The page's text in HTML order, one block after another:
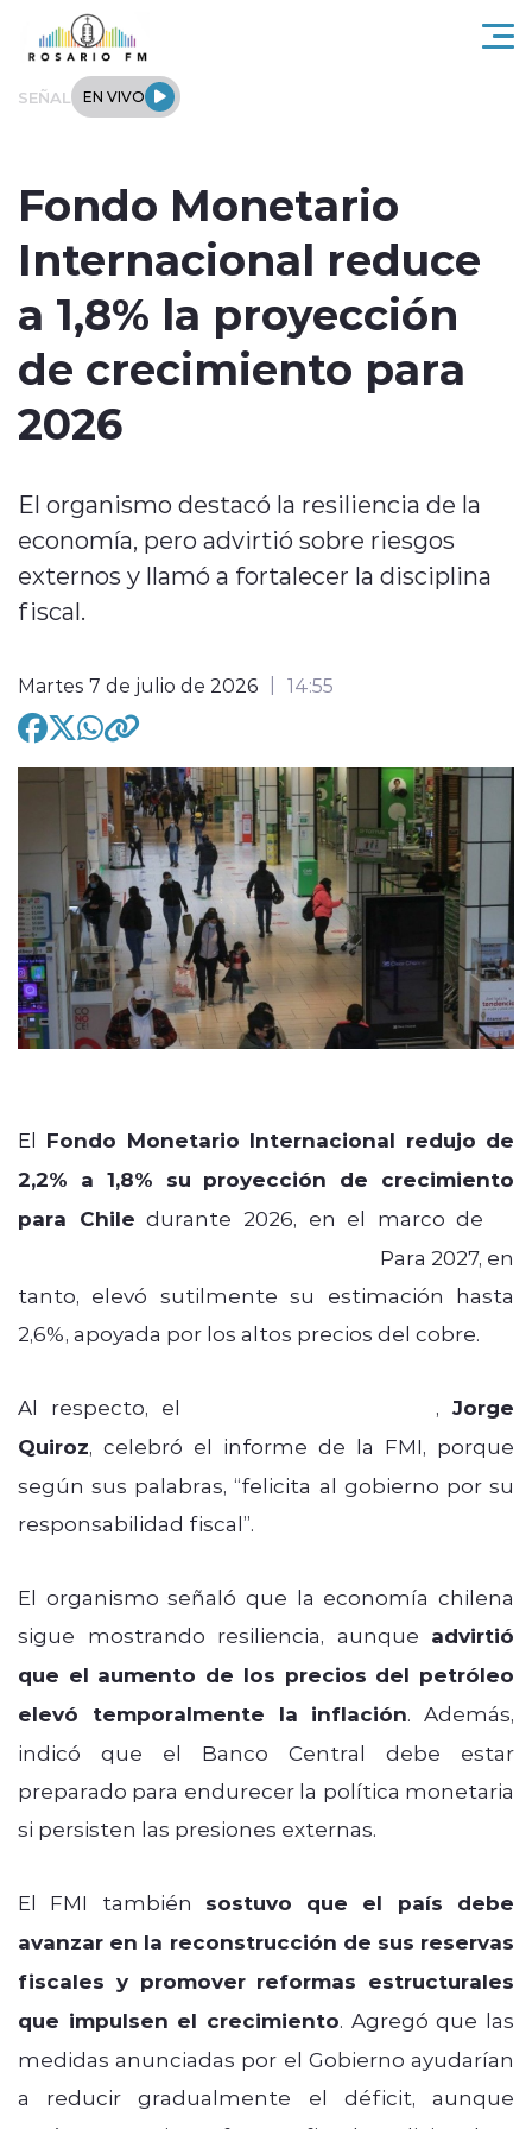
Click acá para ir directamente al contenido
SEÑAL EN VIVO
Tendencias
Internacional
Entrevistas
modo claro
Fondo Monetario
Internacional reduce
a 1,8% la proyección
de crecimiento para
2026
El organismo destacó la resiliencia de la
economía, pero advirtió sobre riesgos
externos y llamó a fortalecer la disciplina
fiscal.
Martes 7 de julio de 2026 14:55
El Fondo Monetario Internacional redujo de
2,2% a 1,8% su proyección de crecimiento
para Chile durante 2026, en el marco de
Para 2027, en
tanto, elevó sutilmente su estimación hasta
2,6%, apoyada por los altos precios del cobre.
Al respecto, el , Jorge
Quiroz, celebró el informe de la FMI, porque
según sus palabras, “felicita al gobierno por su
responsabilidad fiscal”.
El organismo señaló que la economía chilena
sigue mostrando resiliencia, aunque advirtió
que el aumento de los precios del petróleo
elevó temporalmente la inflación. Además,
indicó que el Banco Central debe estar
preparado para endurecer la política monetaria
si persisten las presiones externas.
El FMI también sostuvo que el país debe
avanzar en la reconstrucción de sus reservas
fiscales y promover reformas estructurales
que impulsen el crecimiento. Agregó que las
medidas anunciadas por el Gobierno ayudarían
a reducir gradualmente el déficit, aunque